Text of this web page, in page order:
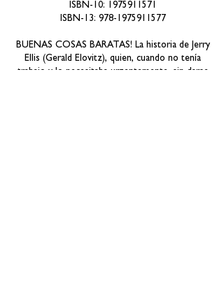
ISBN-10: 1975911571
ISBN-13: 978-1975911577
BUENAS COSAS BARATAS! La historia de Jerry
Ellis (Gerald Elovitz), quien, cuando no tenía
trabajo y lo necesitaba urgentemente, sin darse